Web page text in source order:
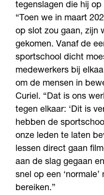
tegenslagen die hij
“Toen we in maart
op slot zou gaan, zijn
gekomen. Vanaf de
sportschool dicht
medewerkers bij
om de mensen in
Curiel. “Dat is ons
tegen elkaar: ‘Dit is
hebben de
onze leden te laten
lessen direct gaan
aan de slag gegaan
snel op een
bereiken.”